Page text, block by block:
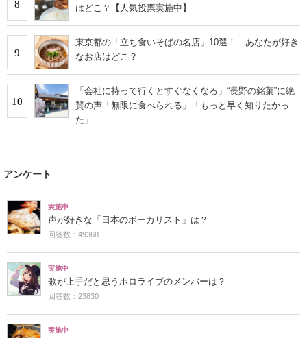
8
はどこ？【人気投票実施中】
9
東京都の「立ち食いそばの名店」10選！ あなたが好き
なお店はどこ？
10
「会社に持って行くとすぐなくなる」“長野の銘菓”に絶
賛の声「無限に食べられる」「もっと早く知りたかっ
た」
アンケート
実施中
声が好きな「日本のボーカリスト」は？
回答数：49368
実施中
歌が上手だと思うホロライブのメンバーは？
回答数：23830
実施中